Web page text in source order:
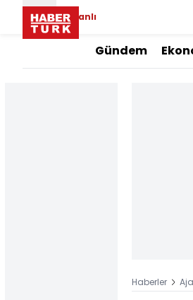
Canlı
Gündem
Haberler